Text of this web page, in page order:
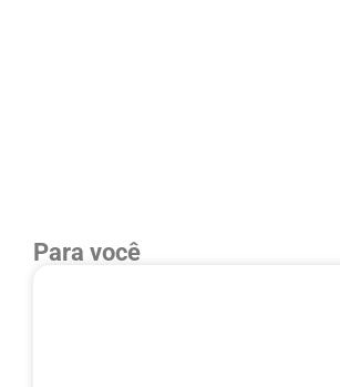
Para você